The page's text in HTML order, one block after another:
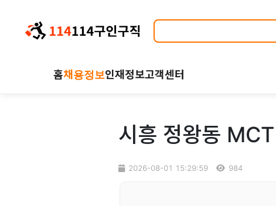
홈채용정보인재정보고객센터
시흥 정왕동
2026-08-01 15:29:59 984